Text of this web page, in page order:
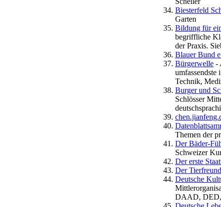
Biesterfeld
Garten
Bildung für
begriffliche
der Praxis.
Blauer Bund
Bürgerwelle -
umfassendste
Technik,
Burger und
Schlösser
Themen der
Der Bäder-
Schweizer
Der erste
Der Tierfreund
Deutsche
DAAD,